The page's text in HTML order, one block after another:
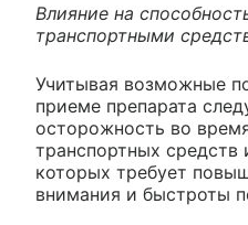
Влияние на
транспортными
Учитывая возможные
приеме препарата
осторожность во
транспортных
которых требует
внимания и быстроты